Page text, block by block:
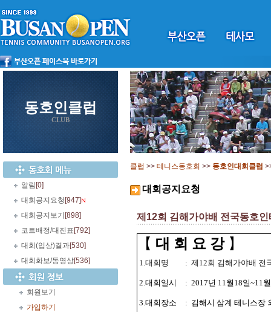
동호인클럽
CLUB
알림 [0]
대회공지요청 [947]
대회공지보기 [898]
코트배정/대진표 [792]
대회(입상)결과[530]
대회화보/동영상[536]
회원보기
가입하기
클럽 >> 테니스동호회 >> 동호인대회클럽
대회공지요청
제12회 김해가야배 전국동호
【 대 회 요 강 】
1.대회명 : 제12회 김해가야배 전
2.대회일시 : 2017년 11월18일~11
3.대회장소 : 김해시 삼계 테니스장